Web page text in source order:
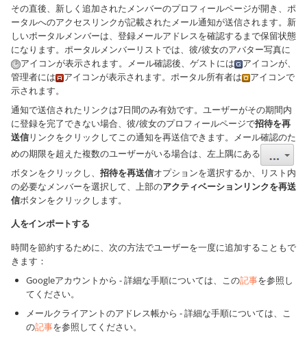
その直後、新しく追加されたメンバーのプロフィールページが開き、ポ
ータルへのアクセスリンクが記載されたメール通知が送信されます。新
しいポータルメンバーは、登録メールアドレスを確認するまで保留状態
になります。ポータルメンバーリストでは、彼/彼女のアバター写真に
アイコンが表示されます。メール確認後、ゲストには
アイコンが、
管理者には
アイコンが表示されます。ポータル所有者は
アイコンで
示されます。
通知で送信されたリンクは7日間のみ有効です。ユーザーがその期間内
に登録を完了できない場合、彼/彼女のプロフィールページで招待を再
送信リンクをクリックしてこの通知を再送信できます。メール確認のた
めの期限を超えた複数のユーザーがいる場合は、左上隅にある
ボタンをクリックし、 招待を再送信オプションを選択するか、リスト内
の必要なメンバーを選択して、上部のアクティベーションリンクを再送
信ボタンをクリックします。
人をインポートする
時間を節約するために、次の方法でユーザーを一度に追加することもで
きます：
Googleアカウントから - 詳細な手順については、この記事を参照し
てください。
メールクライアントのアドレス帳から - 詳細な手順については、こ
の記事を参照してください。